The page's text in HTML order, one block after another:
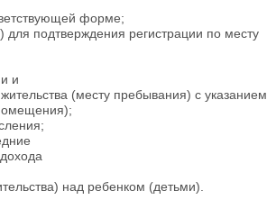
форме;
для подтверждения регистрации по месту
и
(месту пребывания) с указанием
над ребенком (детьми).